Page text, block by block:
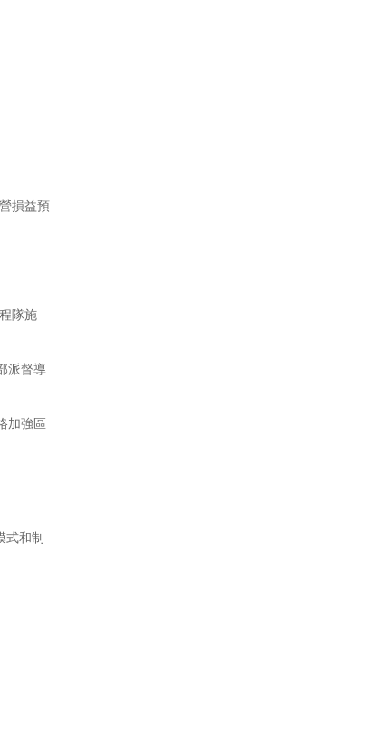
損益預
隊施
派督導
加強區
式和制